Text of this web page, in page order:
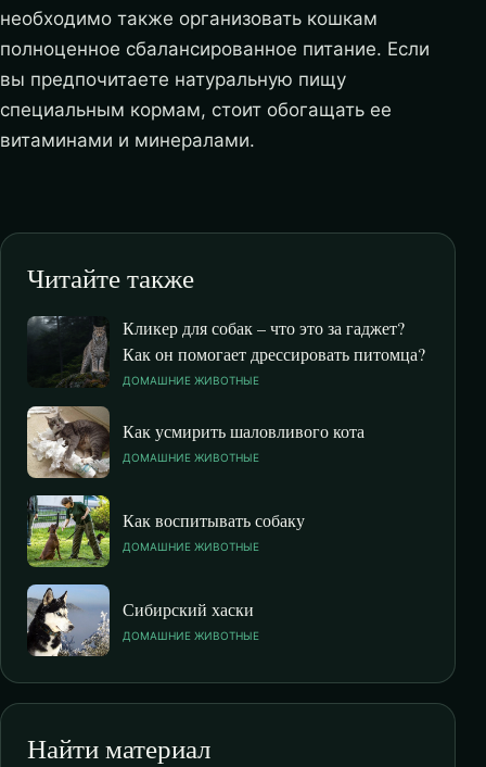
необходимо также организовать кошкам
полноценное сбалансированное питание. Если
вы предпочитаете натуральную пищу
специальным кормам, стоит обогащать ее
витаминами и минералами.
Читайте также
Кликер для собак – что это за гаджет?
Как он помогает дрессировать питомца?
ДОМАШНИЕ ЖИВОТНЫЕ
Как усмирить шаловливого кота
ДОМАШНИЕ ЖИВОТНЫЕ
Как воспитывать собаку
ДОМАШНИЕ ЖИВОТНЫЕ
Сибирский хаски
ДОМАШНИЕ ЖИВОТНЫЕ
Найти материал